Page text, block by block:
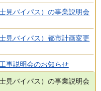
見バイパス）の事業説明会
見バイパス）都市計画変更
事説明会のお知らせ
見バイパス）の事業説明会